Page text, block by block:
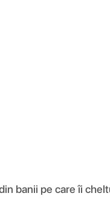
banii pe care îi